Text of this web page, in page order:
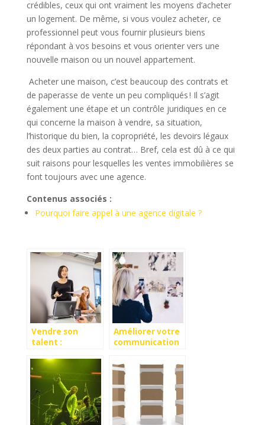
crédibles, ceux qui ont vraiment les moyens d’acheter
un logement. De même, si vous voulez acheter, ce
professionnel peut vous fournir plusieurs biens
répondant à vos besoins et vous orienter vers une
nouvelle maison ou un nouvel appartement.
Acheter une maison, c’est beaucoup des contrats et
de paperasse de vente un peu compliqués ! Il s’agit
également une étape et un contrôle juridiques en ce
qui concerne la maison à vendre, sa situation,
l’historique du bien, la copropriété, les devoirs légaux
des deux parties au contrat… Bref, cela est dû à ce qui
suit raisons pour lesquelles les ventes immobilières se
font toujours avec une agence.
Contenus associés :
Pourquoi faire appel à une agence digitale ?
Vendre son
talent :
Améliorer votre
communication
à Instagram